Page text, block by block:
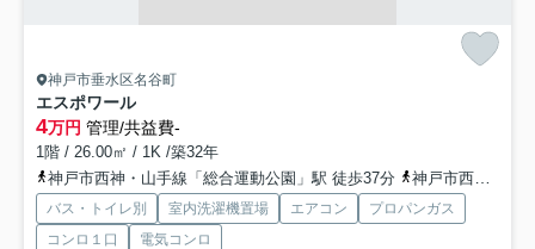
神戸市垂水区名谷町
エスポワール
4万円 管理/共益費-
1階 / 26.00㎡ / 1K /築32年
神戸市西神・山手線「総合運動公園」駅 徒歩37分
神戸市西神・山手線「学園都市」駅 徒歩42分
バス・トイレ別 室内洗濯機置場 エアコン
プロパンガス
コンロ１口
電気コンロ